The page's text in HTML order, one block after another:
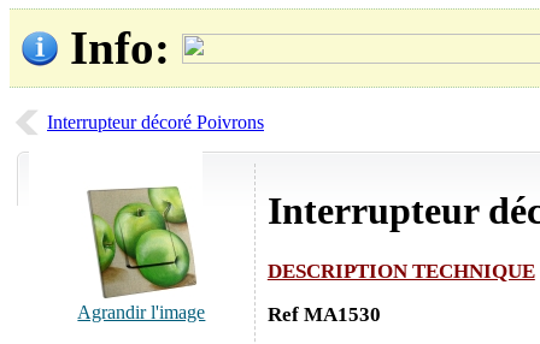
Info:
Interrupteur décoré Poivrons
Agrandir l'image
Interrupteur
DESCRIPTION TECHNIQUE
Ref MA1530